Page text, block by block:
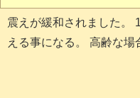
震えが緩和されました
える事になる。 高齢な